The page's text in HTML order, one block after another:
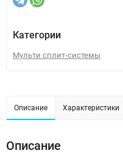
Категории
Мульти сплит-системы
Описание Характеристики
Описание